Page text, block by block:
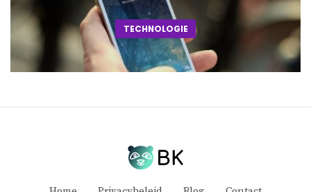
TECHNOLOGIE